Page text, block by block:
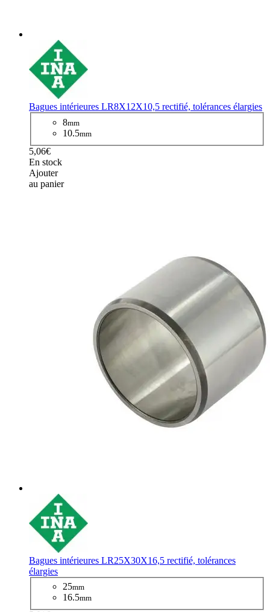
Bagues intérieures LR8X12X10,5 rectifié, tolérances élargies
8mm
10.5mm
5,06€
En stock
Ajouter
au panier
Bagues intérieures LR25X30X16,5 rectifié, tolérances
élargies
25mm
16.5mm